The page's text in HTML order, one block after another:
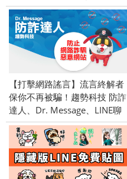
區、加好友、綁門號／
2018/01/08
【打擊網路謠言】流言終解者
保你不再被騙！趨勢科技 防詐
達人、Dr. Message、LINE聊
天機器人